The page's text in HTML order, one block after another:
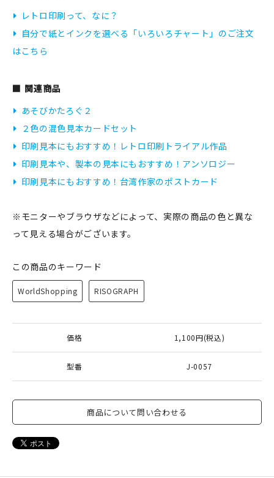
レトロ印刷って、なに？
自分で紙とインクを選べる「いろいろチャート」のご注文
はこちら
関連商品
あそびかたろぐ２
２色の混色見本カードセット
印刷見本にもおすすめ！レトロ印刷トライアル作品
印刷見本や、製本の見本にもおすすめ！アンソロジー
印刷見本にもおすすめ！台湾作家のポストカード
※モニターやブラウザなどによって、実際の商品の色と異な
って見える場合がございます。
この商品のキーワード
WorldShopping RISOGRAPH
価格 1,100円(税込)
型番 J-0057
商品について問い合わせる